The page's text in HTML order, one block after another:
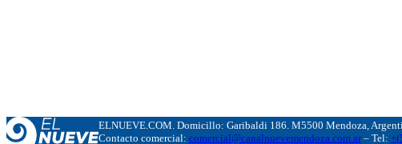
ELNUEVE.COM. Domicillo: Garibaldi 186. M5500 Mendoza,
Contacto comercial: comercial@canalnuevemendoza.com.ar– Tel: